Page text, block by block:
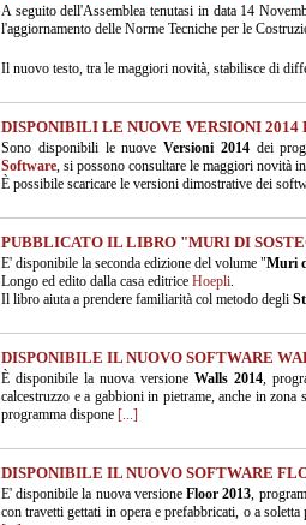
A seguito dell'Assemblea tenutasi in data 14
l'aggiornamento delle Norme Tecniche per le
Il nuovo testo, tra le maggiori novità, stabilisce di
DISPONIBILI LE NUOVE VERSIONI 2014
Sono disponibili le nuoveVersioni 2014dei
Software, si possono consultare le maggiori novità
È possibile scaricare le versioni dimostrative dei
PUBBLICATO IL LIBRO "MURI DI
E' disponibile la seconda edizione del volume "Muri
Longo ed edito dalla casa editrice Hoepli.
Il libro aiuta a prendere familiarità col metodo degli
DISPONIBILE IL NUOVO SOFTWARE
È disponibile la nuova versione Walls 2014,
calcestruzzo e a gabbioni in pietrame, anche in zona
programma dispone [...]
DISPONIBILE IL NUOVO SOFTWARE
E' disponibile la nuova versioneFloor 2013,
con travetti gettati in opera e prefabbricati, o a